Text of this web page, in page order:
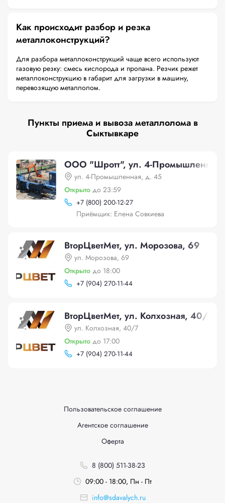
Как происходит разбор и резка
металлоконструкций?
Для разбора металлоконструкций чаще всего используют
газовую резку: смесь кислорода и пропана. Резчик режет
металлоконструкцию в габарит для загрузки в машину,
перевозящую металлолом.
Пункты приема и вывоза металлолома в
Сыктывкаре
ООО "Шротт", ул. 4-
ул. 4-Промышленная, д. 45
Открыто до 23:59
+7 (800) 200-12-27
Приёмщик: Елена Совкиева
ВторЦветМет, ул. Морозова, 69
ул. Морозова, 69
Открыто до 18:00
+7 (904) 270-11-44
ВторЦветМет, ул. Колхозная, 40/7
ул. Колхозная, 40/7
Открыто до 17:00
+7 (904) 270-11-44
Пользовательское соглашение
Агентское соглашение
Оферта
8 (800) 511-38-23
09:00 - 18:00, Пн - Пт
info@sdavalych.ru